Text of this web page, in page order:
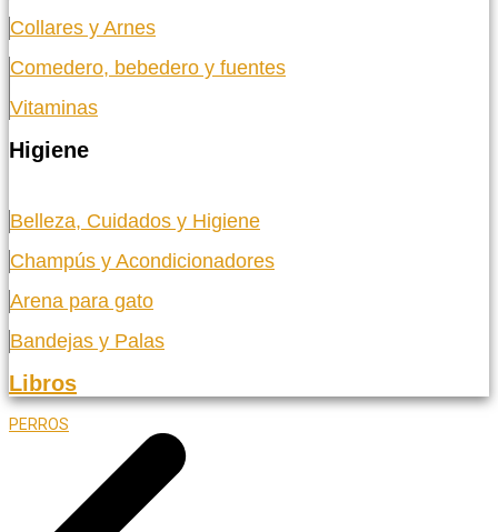
Collares y Arnes
Comedero, bebedero y fuentes
Vitaminas
Higiene
Belleza, Cuidados y Higiene
Champús y Acondicionadores
Arena para gato
Bandejas y Palas
Libros
PERROS